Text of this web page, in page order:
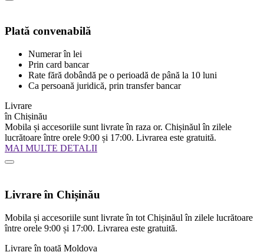
Plată convenabilă
Numerar în lei
Prin card bancar
Rate fără dobândă pe o perioadă de până la 10 luni
Ca persoană juridică, prin transfer bancar
Livrare
în Chișinău
Mobila și accesoriile sunt livrate în raza or. Chișinăul în zilele
lucrătoare între orele 9:00 și 17:00. Livrarea este gratuită.
MAI MULTE DETALII
Livrare în Chișinău
Mobila și accesoriile sunt livrate în tot Chișinăul în zilele lucrătoare
între orele 9:00 și 17:00. Livrarea este gratuită.
Livrare în toată Moldova